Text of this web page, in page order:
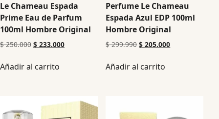
Le Chameau Espada
Prime Eau de Parfum
100ml Hombre Original
$250.000 $ 233.000
Añadir al carrito
Perfume Le Chameau
Espada Azul EDP 100ml
Hombre Original
$299.990 $ 205.000
Añadir al carrito